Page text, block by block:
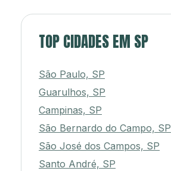
TOP CIDADES EM SP
São Paulo, SP
Guarulhos, SP
Campinas, SP
São Bernardo do Campo, SP
São José dos Campos, SP
Santo André, SP